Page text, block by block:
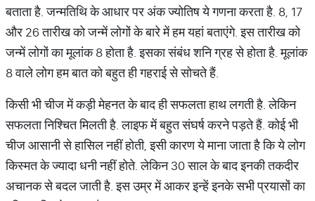
बताता है. जन्मतिथि के आधार पर अंक ज्योतिष ये गणना करता है. 8, 17
और 26 तारीख को जन्में लोगों के बारे में हम यहां बताएंगे. इस तारीख को
जन्में लोगों का मूलांक 8 होता है. इसका संबंध शनि ग्रह से होता है. मूलांक
8 वाले लोग हम बात को बहुत ही गहराई से सोचते हैं.
किसी भी चीज में कड़ी मेहनत के बाद ही सफलता हाथ लगती है. लेकिन
सफलता निश्चित मिलती है. लाइफ में बहुत संघर्ष करने पड़ते हैं. कोई भी
चीज आसानी से हासिल नहीं होती, इसी कारण ये माना जाता है कि ये लोग
किस्मत के ज्यादा धनी नहीं होते. लेकिन 30 साल के बाद इनकी तकदीर
अचानक से बदल जाती है. इस उम्र में आकर इन्हें इनके सभी प्रयासों का